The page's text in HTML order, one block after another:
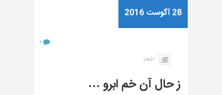
28 آگوست 2016
۱
اشعار
ز حال آن خم ابرو …